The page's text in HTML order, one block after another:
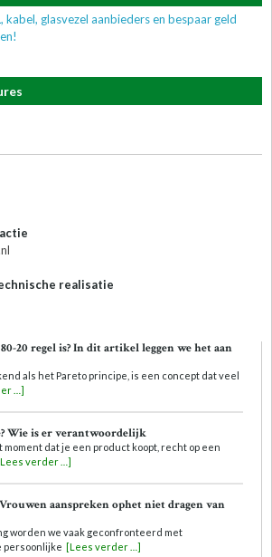
kabel, glasvezel aanbieders en bespaar geld
realisatie
20 regel is? In dit artikel leggen we het aan
als het Pareto principe, is een concept dat veel
…]
Wie is er verantwoordelijk
moment dat je een product koopt, recht op een
verder …]
aanspreken ophet niet dragen van
worden we vaak geconfronteerd met
persoonlijke [Lees verder …]